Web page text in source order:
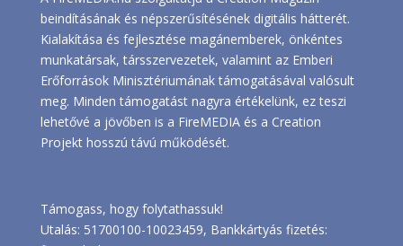
beindításának és népszerűsítésének digitális hátterét.
Kialakítása és fejlesztése magánemberek, önkéntes
munkatársak, társszervezetek, valamint az Emberi
Erőforrások Minisztériumának támogatásával valósult
meg. Minden támogatást nagyra értékelünk, ez teszi
lehetővé a jövőben is a FireMEDIA és a Creation
Projekt hosszú távú működését.
Támogass, hogy folytathassuk!
Utalás: 51700100-10023459, Bankkártyás fizetés: